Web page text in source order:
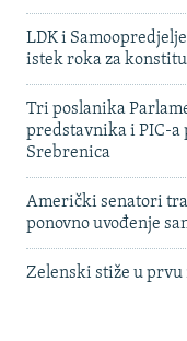
LDK i
istek roka za
Tri poslanika
predstavnika i PIC-a
Srebrenica
Američki senatori
ponovno uvođenje
Zelenski stiže u prvu